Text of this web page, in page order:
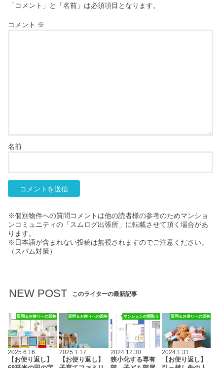
「コメント」と「名前」は必須項目となります。
コメント ※
名前
※個別物件への質問コメントは他の読者様の参考のためマンショ
ンコミュニティの「スムログ出張所」に転載させて頂く場合があ
ります。
※日本語が含まれない投稿は無視されますのでご注意ください。
（スパム対策）
NEW POST このライターの最新記事
質問＆お便りへの回答
2025.6.16
【お便り返し】
質問＆お便りへの回答
2025.1.17
【お便り返し】
マンションの間取り
2024.12.30
狭小化する専有
質問＆お便りへの回答
2024.1.31
【お便り返し】